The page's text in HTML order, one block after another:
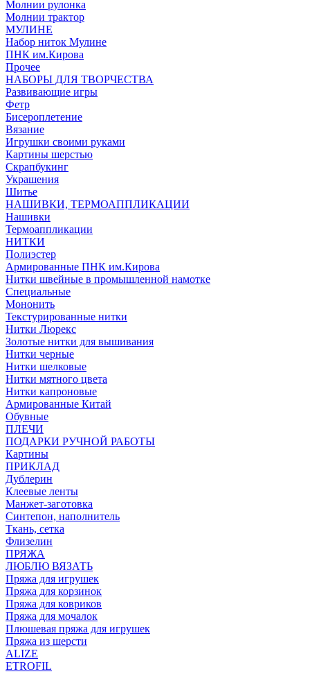
Молнии рулонка
Молнии трактор
МУЛИНЕ
Набор ниток Мулине
ПНК им.Кирова
Прочее
НАБОРЫ ДЛЯ ТВОРЧЕСТВА
Развивающие игры
Фетр
Бисероплетение
Вязание
Игрушки своими руками
Картины шерстью
Скрапбукинг
Украшения
Шитье
НАШИВКИ, ТЕРМОАППЛИКАЦИИ
Нашивки
Термоаппликации
НИТКИ
Полиэстер
Армированные ПНК им.Кирова
Нитки швейные в промышленной намотке
Специальные
Мононить
Текстурированные нитки
Нитки Люрекс
Золотые нитки для вышивания
Нитки черные
Нитки шелковые
Нитки мятного цвета
Нитки капроновые
Армированные Китай
Обувные
ПЛЕЧИ
ПОДАРКИ РУЧНОЙ РАБОТЫ
Картины
ПРИКЛАД
Дублерин
Клеевые ленты
Манжет-заготовка
Синтепон, наполнитель
Ткань, сетка
Флизелин
ПРЯЖА
ЛЮБЛЮ ВЯЗАТЬ
Пряжа для игрушек
Пряжа для корзинок
Пряжа для ковриков
Пряжа для мочалок
Плюшевая пряжа для игрушек
Пряжа из шерсти
ALIZE
ETROFIL